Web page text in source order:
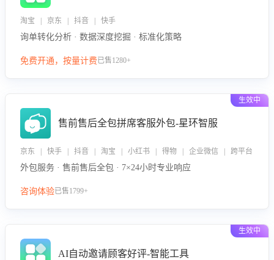
淘宝 | 京东 | 抖音 | 快手
询单转化分析 · 数据深度挖掘 · 标准化策略
免费开通，按量计费已售1280+
生效中
售前售后全包拼席客服外包-星环智服
京东 | 快手 | 抖音 | 淘宝 | 小红书 | 得物 | 企业微信 | 跨平台
外包服务 · 售前售后全包 · 7×24小时专业响应
咨询体验已售1799+
生效中
AI自动邀请顾客好评-智能工具